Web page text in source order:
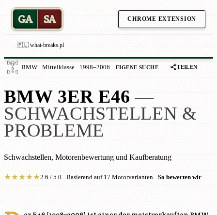
GA SA CHROME EXTENSION
🇵🇱 what-breaks.pl
BMW · Mittelklasse · 1998–2006 EIGENE SUCHE TEILEN
BMW 3ER E46 —
SCHWACHSTELLEN &
PROBLEME
Schwachstellen, Motorenbewertung und Kaufberatung
★★★★★2.6 / 5.0 · Basierend auf 17 Motorvarianten · So bewerten wir